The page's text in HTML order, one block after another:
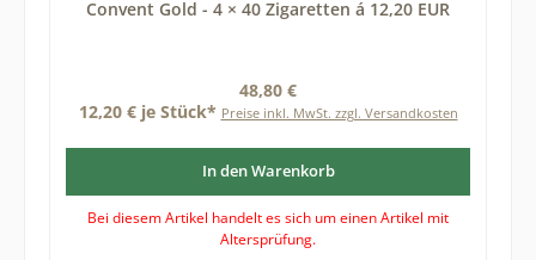
Convent Gold - 4 × 40 Zigaretten á 12,20 EUR
Regulärer Preis:
48,80 €
12,20 € je Stück* Preise inkl. MwSt. zzgl. Versandkosten
In den Warenkorb
Bei diesem Artikel handelt es sich um einen Artikel mit
Altersprüfung.